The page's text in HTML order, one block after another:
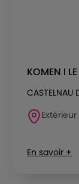
KOMEN I
CASTELNAU
En savoir +